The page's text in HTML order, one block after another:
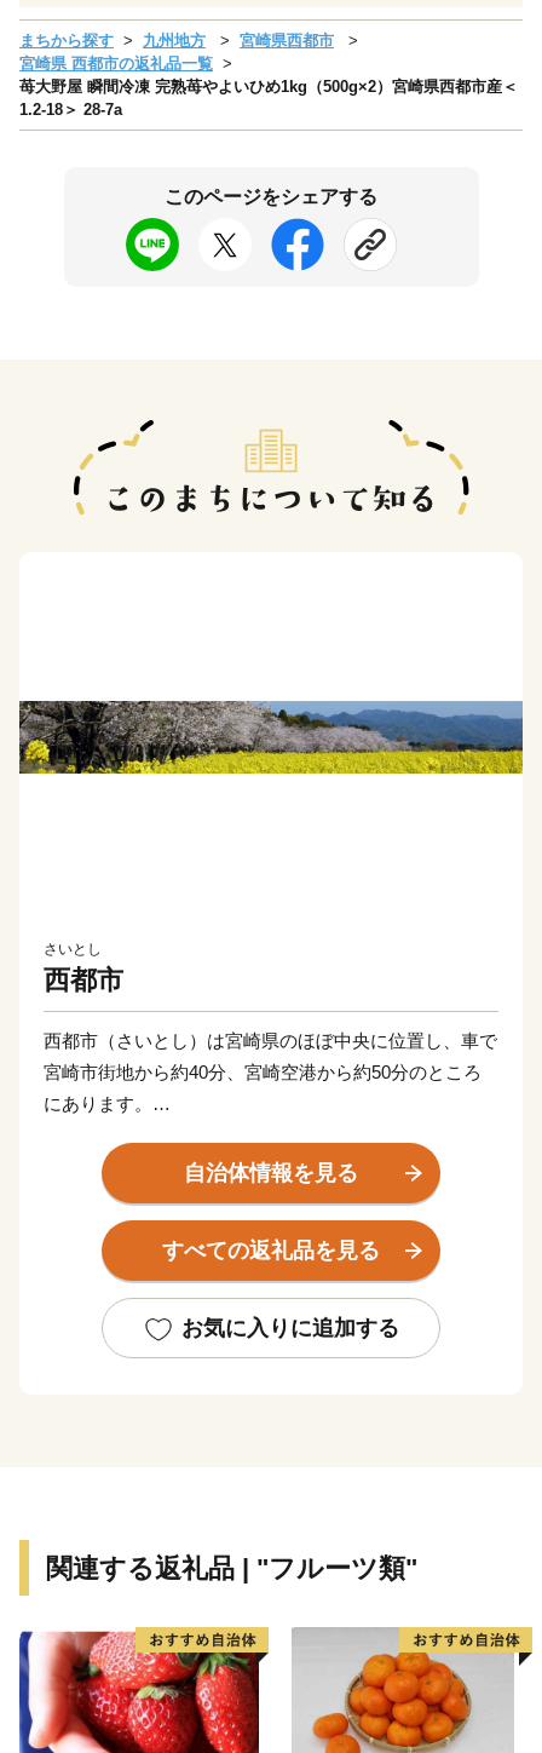
まちから探す 九州地方
宮崎県西都市
宮崎県 西都市の返礼品一覧
苺大野屋 瞬間冷凍 完熟苺やよいひめ1kg（500g×2）宮崎県西都市産＜
1.2-18＞ 28-7a
このページをシェアする
さいとし
西都市
西都市（さいとし）は宮崎県のほぼ中央に位置し、車で
宮崎市街地から約40分、宮崎空港から約50分のところ
にあります。
紀』に登場する伝承地が市内に数多く残るとともに、日
本最大の319基の古墳が集まる国の特別史跡「西都原
（さいとばる）古墳群」や、天正遣欧少年使節の正使と
してローマ法王に謁見した伊東マンショが誕生した国の
ンあふれるまちです。
西都原台地には、春は桜・菜の花が、秋はコスモス約
【お問い合わせ】
西都市役所 総合政策課
TEL 0570-03-1104
FAX 0983-43-3654
自治体情報を見る
すべての返礼品を見る
お気に入りに追加する
関連する返礼品 | "フルーツ類"